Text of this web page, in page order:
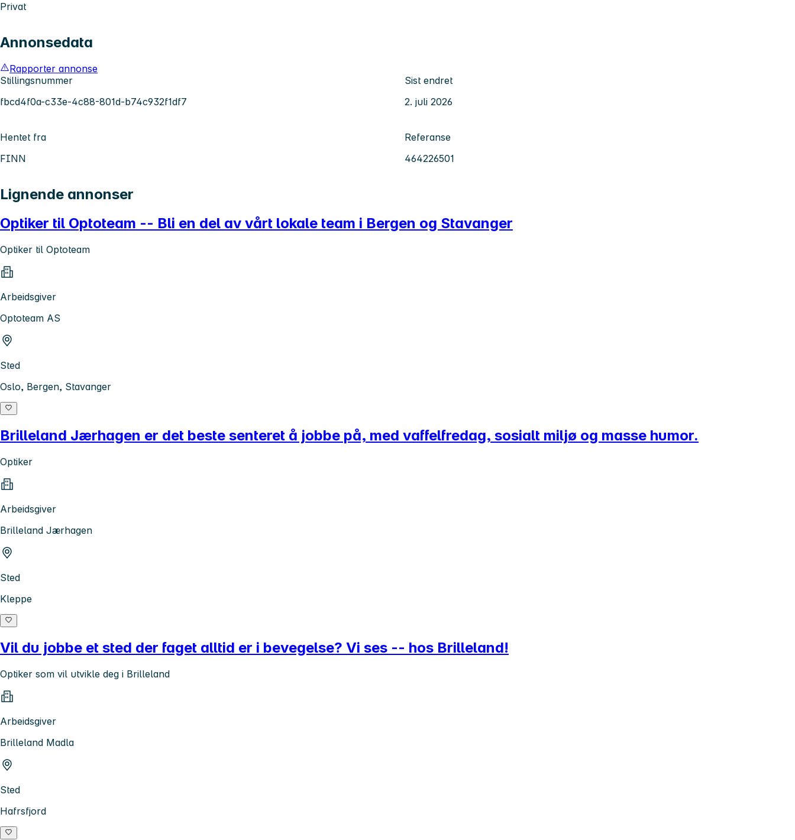
Privat
Annonsedata
Rapporter annonse
Stillingsnummer
fbcd4f0a-c33e-4c88-801d-b74c932f1df7
Sist endret
2. juli 2026
Hentet fra
FINN
Referanse
464226501
Lignende annonser
Optiker til Optoteam -- Bli en del av vårt lokale team i Bergen og Stavanger
Optiker til Optoteam
Arbeidsgiver
Optoteam AS
Sted
Oslo, Bergen, Stavanger
Brilleland Jærhagen er det beste senteret å jobbe på, med vaffelfredag, sosialt miljø og masse humor.
Optiker
Arbeidsgiver
Brilleland Jærhagen
Sted
Kleppe
Vil du jobbe et sted der faget alltid er i bevegelse? Vi ses -- hos Brilleland!
Optiker som vil utvikle deg i Brilleland
Arbeidsgiver
Brilleland Madla
Sted
Hafrsfjord